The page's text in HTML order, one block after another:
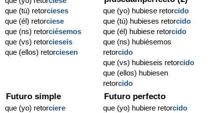
que (tú) retorcieses
que (él) retorciese
que (ns) retorciésemos
que (vs) retorcieseis
que (ellos) retorciesen
que (yo) hubiese retorcido
que (tú) hubieses retorcido
que (él) hubiese retorcido
que (ns) hubiésemos
retorcido
que (vs) hubieseis retorcido
que (ellos) hubiesen
retorcido
Futuro simple
que (yo) retorciere
Futuro perfecto
que (yo) hubiere retorcido